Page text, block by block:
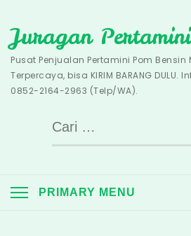
to
content
Juragan Pertamini
Pusat Penjualan Pertamini Pom Bensin
Terpercaya, bisa KIRIM BARANG DULU.
0852-2164-2963 (Telp/WA).
Cari
untuk:
PRIMARY MENU